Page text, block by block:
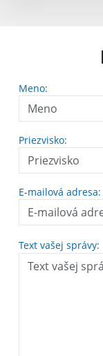
Meno:
Priezvisko:
E-mailová adresa:
Text vašej správy: